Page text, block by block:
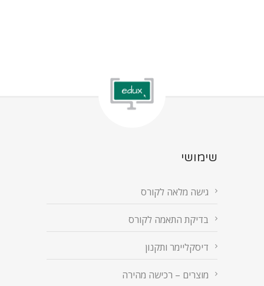
שימושי
גישה מלאה לקורס
בדיקת התאמה לקורס
דיסקליימר ותקנון
מוצרים – רכישה מהירה